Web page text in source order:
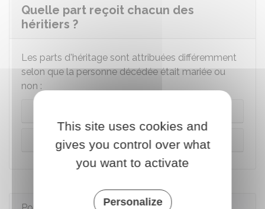
Quelle part reçoit chacun des
héritiers ?
Les parts d'héritage sont attribuées différemment
selon que la personne décédée était mariée ou
non :
Personne décédée non mariée
This site uses cookies and
gives you control over what
you want to activate
Personalize